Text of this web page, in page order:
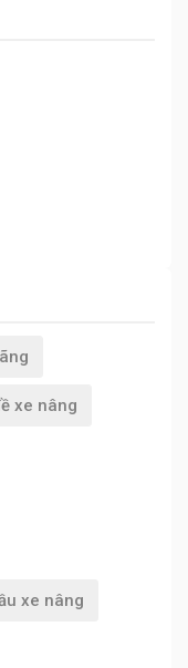
xe nâng
xe nâng